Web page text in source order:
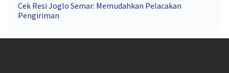
Cek Resi Joglo Semar: Memudahkan Pelacakan
Pengiriman